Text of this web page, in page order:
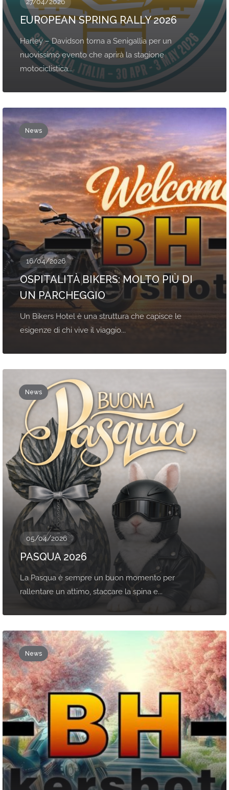
EUROPEAN SPRING RALLY 2026
Harley – Davidson torna a Senigallia per un
nuovissimo evento che aprirà la stagione
motociclistica...
News
16/04/2026
OSPITALITÀ BIKERS: MOLTO PIÙ DI
UN PARCHEGGIO
Un Bikers Hotel è una struttura che capisce le
esigenze di chi vive il viaggio...
News
05/04/2026
PASQUA 2026
La Pasqua è sempre un buon momento per
rallentare un attimo, staccare la spina e...
News